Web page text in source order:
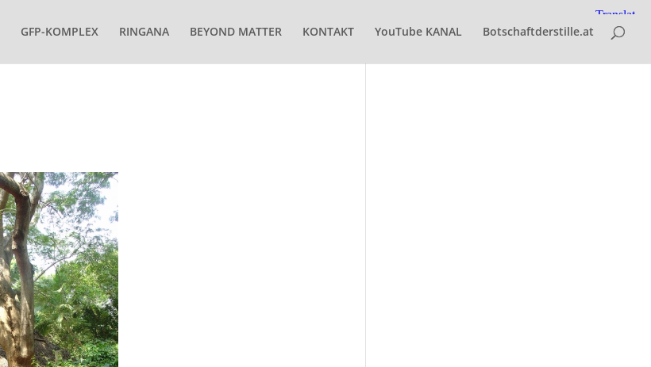
GFP-KOMPLEX RINGANA BEYOND MATTER KONTAKT YouTube KANAL Botschaftderstille.at